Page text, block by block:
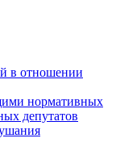
в отношении
нормативных
депутатов